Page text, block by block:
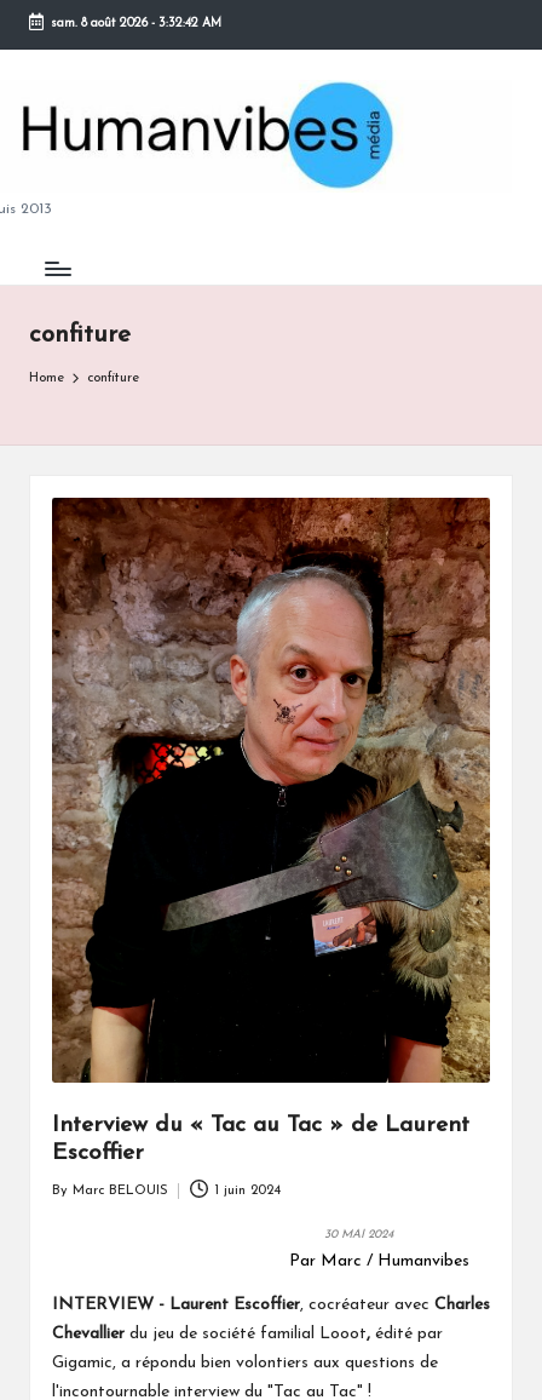
Skip
content
sam. 8 août 2026- 3:32:42 AM
2013
confiture
Home confiture
Interview du « Tac au Tac » de Laurent
Escoffier
By Marc BELOUIS 1 juin 2024
30 MAI 2024
Par Marc / Humanvibes
INTERVIEW - Laurent Escoffier, cocréateur avec Charles
Chevallierdu jeu de société familial Looot, édité par
Gigamic, a répondu bien volontiers aux questions de
l'incontournable interview du "Tac au Tac" !